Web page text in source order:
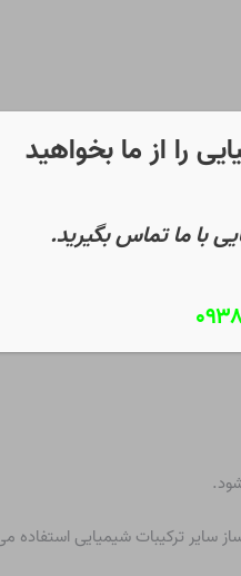
سایر ترکیبات شیمیایی استفاده
را از ما بخواهید
با ما تماس بگیرید.